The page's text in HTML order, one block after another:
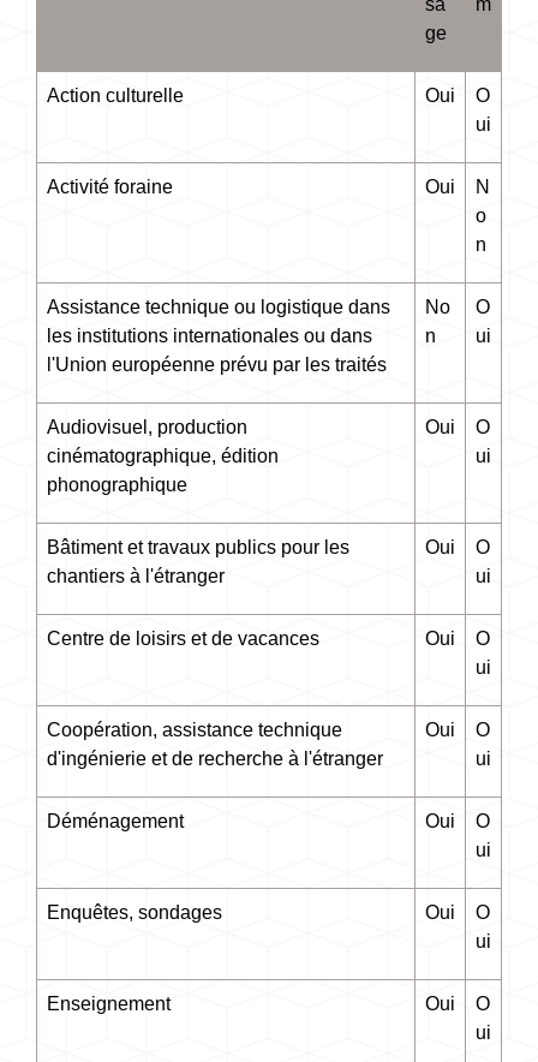
sa
ge
m
Action culturelle Oui
O
ui
Activité foraine Oui
N
o
n
Assistance technique ou logistique dans
les institutions internationales ou dans
l'Union européenne prévu par les traités
No
n
O
ui
Audiovisuel, production
cinématographique, édition
phonographique
Oui
O
ui
Bâtiment et travaux publics pour les
chantiers à l'étranger
Oui
O
ui
Centre de loisirs et de vacances Oui
O
ui
Coopération, assistance technique
d'ingénierie et de recherche à l'étranger
Oui
O
ui
Déménagement Oui
O
ui
Enquêtes, sondages Oui
O
ui
Enseignement Oui
O
ui